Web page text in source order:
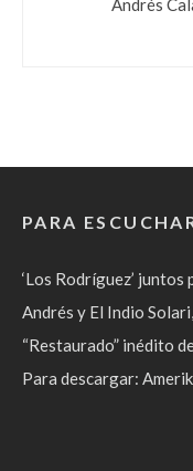
PARA
‘Los Rodríguez’ juntos
Andrés y El Indio
“Restaurado” inédito
Para descargar: